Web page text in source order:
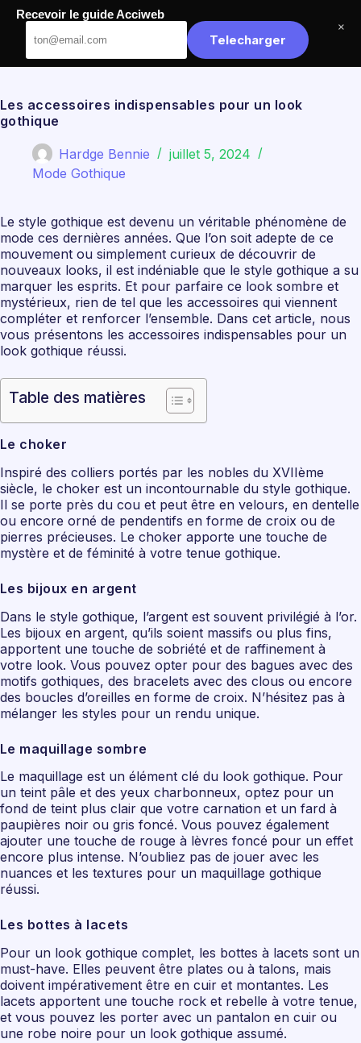
Passer
contenu
Les accessoires indispensables pour un look
gothique
Hardge Bennie
juillet 5, 2024
Mode Gothique
Le style gothique est devenu un véritable phénomène de
mode ces dernières années. Que l’on soit adepte de ce
mouvement ou simplement curieux de découvrir de
nouveaux looks, il est indéniable que le style gothique a su
marquer les esprits. Et pour parfaire ce look sombre et
mystérieux, rien de tel que les accessoires qui viennent
compléter et renforcer l’ensemble. Dans cet article, nous
vous présentons les accessoires indispensables pour un
look gothique réussi.
Table des matières
Le choker
Inspiré des colliers portés par les nobles du XVIIème
siècle, le choker est un incontournable du style gothique.
Il se porte près du cou et peut être en velours, en dentelle
ou encore orné de pendentifs en forme de croix ou de
pierres précieuses. Le choker apporte une touche de
mystère et de féminité à votre tenue gothique.
Les bijoux en argent
Dans le style gothique, l’argent est souvent privilégié à l’or.
Les bijoux en argent, qu’ils soient massifs ou plus fins,
apportent une touche de sobriété et de raffinement à
votre look. Vous pouvez opter pour des bagues avec des
motifs gothiques, des bracelets avec des clous ou encore
des boucles d’oreilles en forme de croix. N’hésitez pas à
mélanger les styles pour un rendu unique.
Le maquillage sombre
Le maquillage est un élément clé du look gothique. Pour
un teint pâle et des yeux charbonneux, optez pour un
fond de teint plus clair que votre carnation et un fard à
paupières noir ou gris foncé. Vous pouvez également
ajouter une touche de rouge à lèvres foncé pour un effet
encore plus intense. N’oubliez pas de jouer avec les
nuances et les textures pour un maquillage gothique
réussi.
Les bottes à lacets
Pour un look gothique complet, les bottes à lacets sont un
must-have. Elles peuvent être plates ou à talons, mais
doivent impérativement être en cuir et montantes. Les
lacets apportent une touche rock et rebelle à votre tenue,
et vous pouvez les porter avec un pantalon en cuir ou
une robe noire pour un look gothique assumé.
Recevoir le guide Acciweb
Telecharger
×